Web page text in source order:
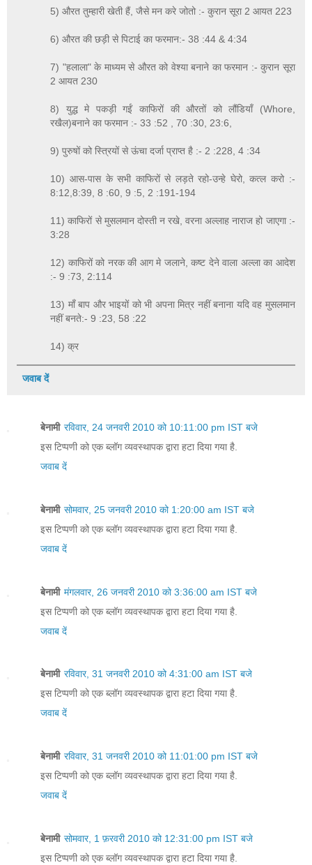
5) औरत तुम्हारी खेती हैं, जैसे मन करे जोतो :- कुरान सूरा 2 आयत 223
6) औरत की छड़ी से पिटाई का फरमान:- 38 :44 & 4:34
7) "हलाला" के माध्यम से औरत को वेश्या बनाने का फरमान :- कुरान सूरा
2 आयत 230
8) युद्ध मे पकड़ी गईं काफिरों की औरतों को लौंडियाँ (Whore,
रखैल)बनाने का फरमान :- 33 :52 , 70 :30, 23:6,
9) पुरुषों को स्त्रियों से ऊंचा दर्जा प्राप्त है :- 2 :228, 4 :34
10) आस-पास के सभी काफिरों से लड़ते रहो-उन्हे घेरो, कत्ल करो :-
8:12,8:39, 8 :60, 9 :5, 2 :191-194
11) काफिरों से मुसलमान दोस्ती न रखे, वरना अल्लाह नाराज हो जाएगा :-
3:28
12) काफिरों को नरक की आग मे जलाने, कष्ट देने वाला अल्ला का आदेश
:- 9 :73, 2:114
13) माँ बाप और भाइयों को भी अपना मित्र नहीं बनाना यदि वह मुसलमान
नहीं बनते:- 9 :23, 58 :22
14) क्र
जवाब दें
बेनामी रविवार, 24 जनवरी 2010 को 10:11:00 pm IST बजे
इस टिप्पणी को एक ब्लॉग व्यवस्थापक द्वारा हटा दिया गया है.
जवाब दें
बेनामी सोमवार, 25 जनवरी 2010 को 1:20:00 am IST बजे
इस टिप्पणी को एक ब्लॉग व्यवस्थापक द्वारा हटा दिया गया है.
जवाब दें
बेनामी मंगलवार, 26 जनवरी 2010 को 3:36:00 am IST बजे
इस टिप्पणी को एक ब्लॉग व्यवस्थापक द्वारा हटा दिया गया है.
जवाब दें
बेनामी रविवार, 31 जनवरी 2010 को 4:31:00 am IST बजे
इस टिप्पणी को एक ब्लॉग व्यवस्थापक द्वारा हटा दिया गया है.
जवाब दें
बेनामी रविवार, 31 जनवरी 2010 को 11:01:00 pm IST बजे
इस टिप्पणी को एक ब्लॉग व्यवस्थापक द्वारा हटा दिया गया है.
जवाब दें
बेनामी सोमवार, 1 फ़रवरी 2010 को 12:31:00 pm IST बजे
इस टिप्पणी को एक ब्लॉग व्यवस्थापक द्वारा हटा दिया गया है.